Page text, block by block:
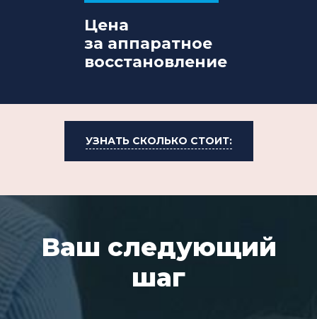
Цена
за аппаратное
восстановление
УЗНАТЬ СКОЛЬКО СТОИТ:
Ваш следующий
шаг